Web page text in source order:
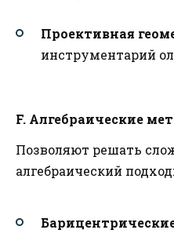
Проективная
инструментарий
F. Алгебраические
Позволяют решать
алгебраический подход: